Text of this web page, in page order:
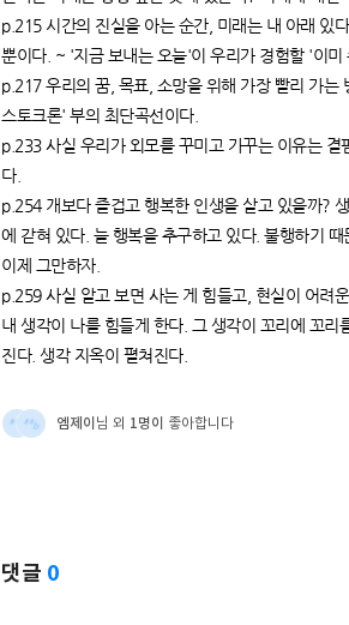
p.215 시간의 진실을 아는 순간, 미래는 내 아래 있
뿐이다. ~ '지금 보내는 오늘'이 우리가 경험할 '이
p.217 우리의 꿈, 목표, 소망을 위해 가장 빨리 가는
스토크론' 부의 최단곡선이다.
p.233 사실 우리가 외모를 꾸미고 가꾸는 이유는
다.
p.254 개보다 즐겁고 행복한 인생을 살고 있을까?
에 갇혀 있다. 늘 행복을 추구하고 있다. 불행하기
이제 그만하자.
p.259 사실 알고 보면 사는 게 힘들고, 현실이 어려
내 생각이 나를 힘들게 한다. 그 생각이 꼬리에 꼬
진다. 생각 지옥이 펼쳐진다.
엠제이 님 외 1명이 좋아합니다
댓글 0